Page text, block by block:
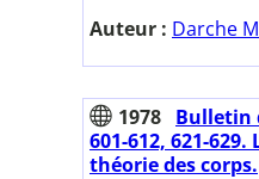
Auteur : Darche
1978 Bulletin
601-612, 621-
théorie des corps.